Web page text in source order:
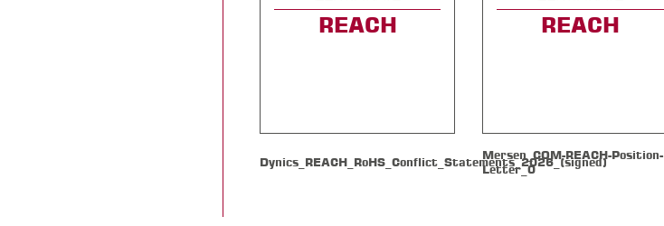
REACH
Dynics_REACH_RoHS_Conflict_Statements_2026_(signed)
REACH
Mersen_COM-REACH-Position-
Letter_0